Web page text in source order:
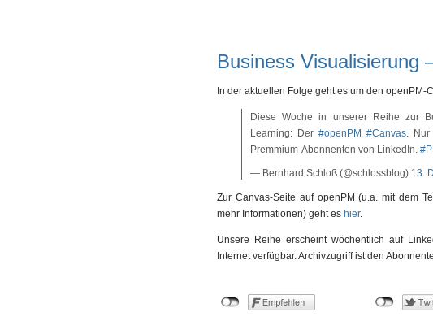
Business Visualisierung
In der aktuellen Folge geht es um den openPM-
Diese Woche in unserer Reihe zur
Learning: Der#openPM #Canvas. Nur
Premmium-Abonnenten von LinkedIn.
— Bernhard Schloß (@schlossblog) 13.
Zur Canvas-Seite auf openPM (u.a. mit dem
mehr Informationen) geht es hier.
Unsere Reihe erscheint wöchentlich auf
Internet verfügbar. Archivzugriff ist den